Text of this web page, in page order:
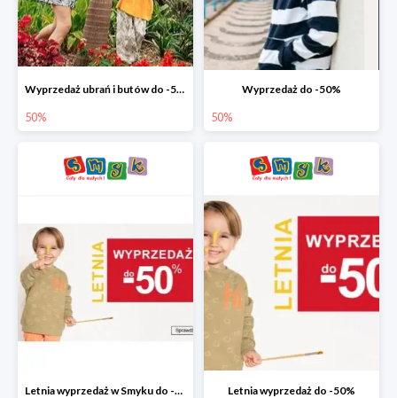
Wyprzedaż ubrań i butów do -50%
50%
Wyprzedaż do -50%
50%
Letnia wyprzedaż w Smyku do -50% Letnia wyprzedaż do -50%